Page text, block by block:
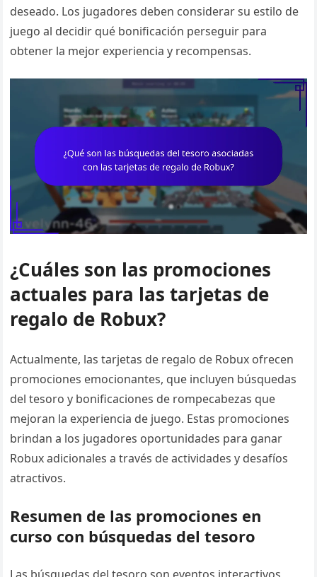
deseado. Los jugadores deben considerar su estilo de
juego al decidir qué bonificación perseguir para
obtener la mejor experiencia y recompensas.
¿Cuáles son las promociones
actuales para las tarjetas de
regalo de Robux?
Actualmente, las tarjetas de regalo de Robux ofrecen
promociones emocionantes, que incluyen búsquedas
del tesoro y bonificaciones de rompecabezas que
mejoran la experiencia de juego. Estas promociones
brindan a los jugadores oportunidades para ganar
Robux adicionales a través de actividades y desafíos
atractivos.
Resumen de las promociones en
curso con búsquedas del tesoro